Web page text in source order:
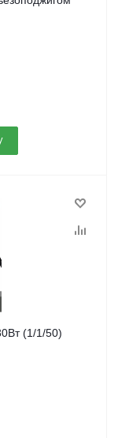
(1/1/50)